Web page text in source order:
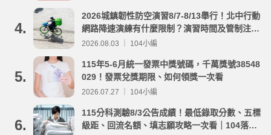
4.
2026城鎮韌性防空演習8/7-8/13舉行！北中行動
網路降速演練有什麼限制？演習時間及管制注意
事項整理
2026.08.03 ｜ 104小編
5.
115年5-6月統一發票中獎號碼，千萬獎號38548
029！發票兌獎期限、如何領獎一次看
2026.07.27 ｜ 104小編
6.
115分科測驗8/3公告成績！最低錄取分數、五標
級距、回流名額、填志願攻略一次看｜104落點